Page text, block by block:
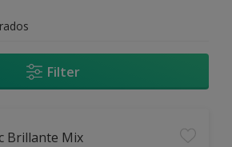
Filter
Brillante Mix